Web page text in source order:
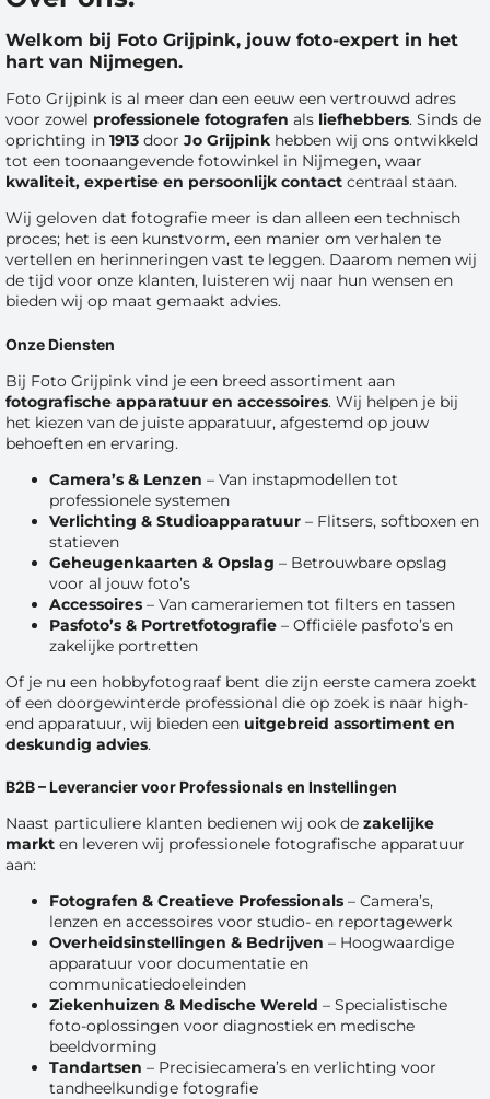
Welkom bij Foto Grijpink, jouw foto-expert in het
hart van Nijmegen.
Foto Grijpink is al meer dan een eeuw een vertrouwd adres
voor zowel professionele fotografen als liefhebbers. Sinds de
oprichting in 1913 door Jo Grijpink hebben wij ons ontwikkeld
tot een toonaangevende fotowinkel in Nijmegen, waar
kwaliteit, expertise en persoonlijk contact centraal staan.
Wij geloven dat fotografie meer is dan alleen een technisch
proces; het is een kunstvorm, een manier om verhalen te
vertellen en herinneringen vast te leggen. Daarom nemen wij
de tijd voor onze klanten, luisteren wij naar hun wensen en
bieden wij op maat gemaakt advies.
Onze Diensten
Bij Foto Grijpink vind je een breed assortiment aan
fotografische apparatuur en accessoires. Wij helpen je bij
het kiezen van de juiste apparatuur, afgestemd op jouw
behoeften en ervaring.
Camera’s & Lenzen – Van instapmodellen tot
professionele systemen
Verlichting & Studioapparatuur – Flitsers, softboxen en
statieven
Geheugenkaarten & Opslag – Betrouwbare opslag
voor al jouw foto’s
Accessoires – Van camerariemen tot filters en tassen
Pasfoto’s & Portretfotografie – Officiële pasfoto’s en
zakelijke portretten
Of je nu een hobbyfotograaf bent die zijn eerste camera zoekt
of een doorgewinterde professional die op zoek is naar high-
end apparatuur, wij bieden een uitgebreid assortiment en
deskundig advies.
B2B – Leverancier voor Professionals en Instellingen
Naast particuliere klanten bedienen wij ook de zakelijke
markt en leveren wij professionele fotografische apparatuur
aan:
Fotografen & Creatieve Professionals – Camera’s,
lenzen en accessoires voor studio- en reportagewerk
Overheidsinstellingen & Bedrijven – Hoogwaardige
apparatuur voor documentatie en
communicatiedoeleinden
Ziekenhuizen & Medische Wereld – Specialistische
foto-oplossingen voor diagnostiek en medische
beeldvorming
Tandartsen – Precisiecamera’s en verlichting voor
tandheelkundige fotografie